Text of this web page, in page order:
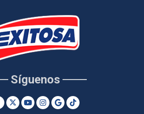
Síguenos